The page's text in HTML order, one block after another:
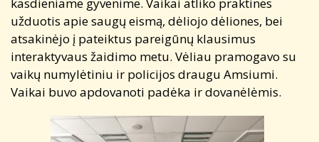
užduotis apie saugų eismą, dėliojo dėliones, bei
atsakinėjo į pateiktus pareigūnų klausimus
interaktyvaus žaidimo metu. Vėliau pramogavo su
vaikų numylėtiniu ir policijos draugu Amsiumi.
Vaikai buvo apdovanoti padėka ir dovanėlėmis.